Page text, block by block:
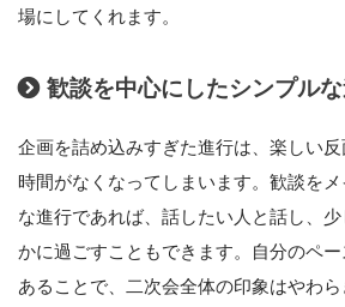
場にしてくれます。
歓談を中心にしたシンプル
企画を詰め込みすぎた進行は、楽しい
時間がなくなってしまいます。歓談を
な進行であれば、話したい人と話し、
かに過ごすこともできます。自分のペ
あることで、二次会全体の印象はやわ